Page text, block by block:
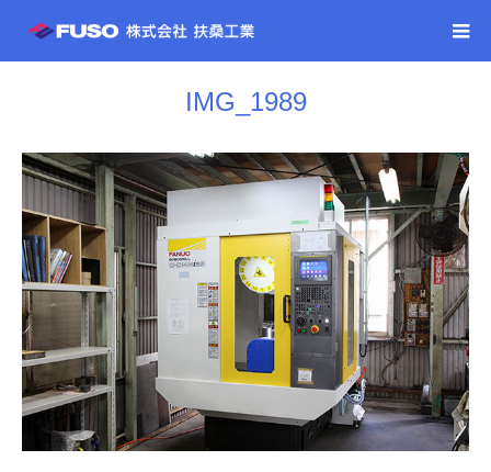
IMG_1989